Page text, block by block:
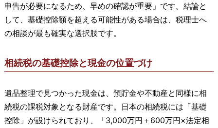
申告が必要になるため、早めの確認が重要」です。結論と
して、基礎控除額を超える可能性がある場合は、税理士へ
の相談が最も確実な選択肢です。
相続税の基礎控除と現金の位置づけ
遺品整理で見つかった現金は、預貯金や不動産と同様に相
続税の課税対象となる財産です。日本の相続税には「基礎
控除」が設けられており、「3,000万円＋600万円×法定相